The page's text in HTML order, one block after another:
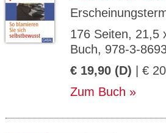
176 Seiten, 21,5
Buch, 978-3-
€ 19,90 (D) | €
Zum Buch